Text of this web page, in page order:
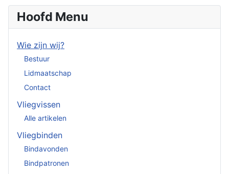
Hoofd Menu
Wie zijn wij?
Bestuur
Lidmaatschap
Contact
Vliegvissen
Alle artikelen
Vliegbinden
Bindavonden
Bindpatronen